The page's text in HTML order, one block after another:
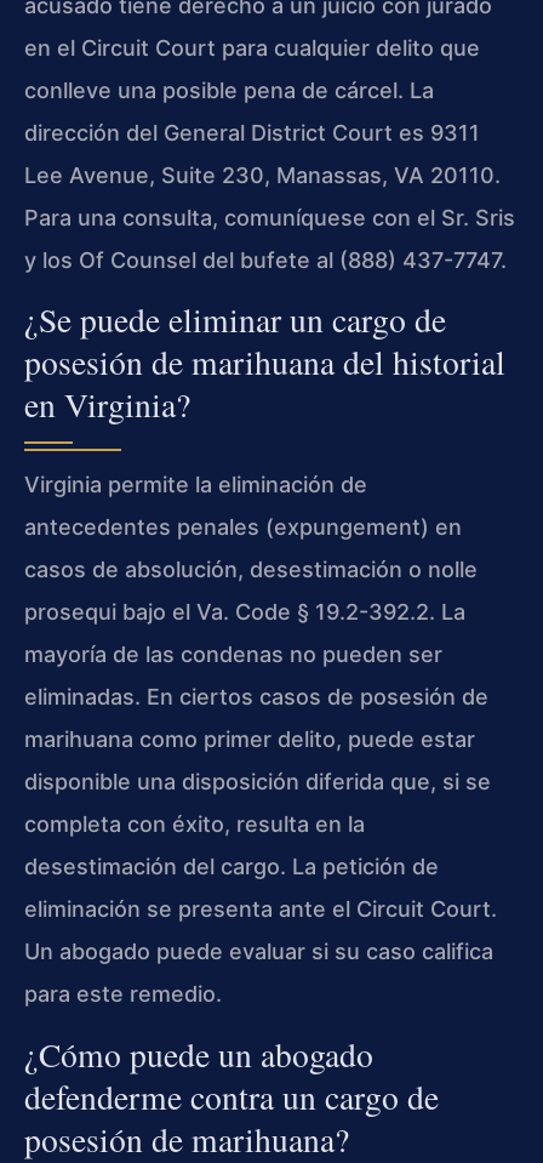
acusado tiene derecho a un juicio con jurado
en el Circuit Court para cualquier delito que
conlleve una posible pena de cárcel. La
dirección del General District Court es 9311
Lee Avenue, Suite 230, Manassas, VA 20110.
Para una consulta, comuníquese con el Sr. Sris
y los Of Counsel del bufete al (888) 437-7747.
¿Se puede eliminar un cargo de
posesión de marihuana del historial
en Virginia?
Virginia permite la eliminación de
antecedentes penales (expungement) en
casos de absolución, desestimación o nolle
prosequi bajo el Va. Code § 19.2-392.2. La
mayoría de las condenas no pueden ser
eliminadas. En ciertos casos de posesión de
marihuana como primer delito, puede estar
disponible una disposición diferida que, si se
completa con éxito, resulta en la
desestimación del cargo. La petición de
eliminación se presenta ante el Circuit Court.
Un abogado puede evaluar si su caso califica
para este remedio.
¿Cómo puede un abogado
defenderme contra un cargo de
posesión de marihuana?